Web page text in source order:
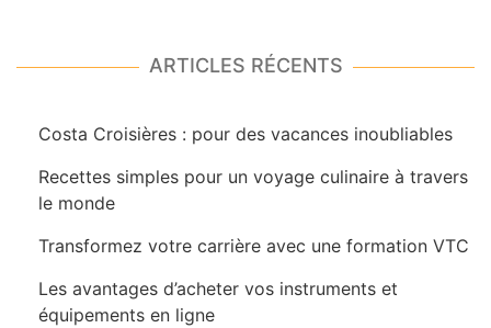
ARTICLES RÉCENTS
Costa Croisières : pour des vacances inoubliables
Recettes simples pour un voyage culinaire à travers
le monde
Transformez votre carrière avec une formation VTC
Les avantages d’acheter vos instruments et
équipements en ligne